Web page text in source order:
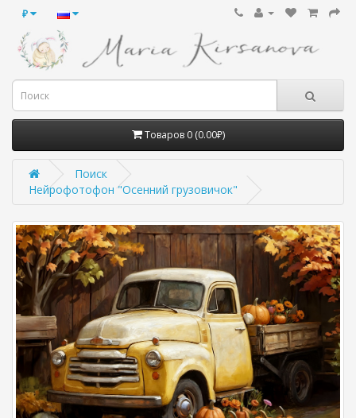
₽
Товаров 0 (0.00₽)
Поиск
Нейрофотофон "Осенний грузовичок"